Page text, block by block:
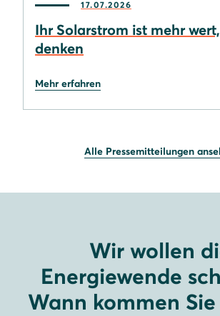
17.07.2026
Ihr Solarstrom ist mehr
denken
Mehr erfahren
Alle Pressemitteilungen
Wir wollen
Energiewende
Wann kommen Sie